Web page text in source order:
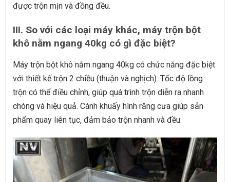
được trộn mịn và đồng đều.
III. So với các loại máy khác, máy trộn bột
khô nằm ngang 40kg có gì đặc biệt?
Máy trộn bột khô nằm ngang 40kg có chức năng đặc biệt
với thiết kế trộn 2 chiều (thuận và nghịch). Tốc độ lồng
trộn có thể điều chỉnh, giúp quá trình trộn diễn ra nhanh
chóng và hiệu quả. Cánh khuấy hình răng cưa giúp sản
phẩm quay liên tục, đảm bảo trộn nhanh và đều.